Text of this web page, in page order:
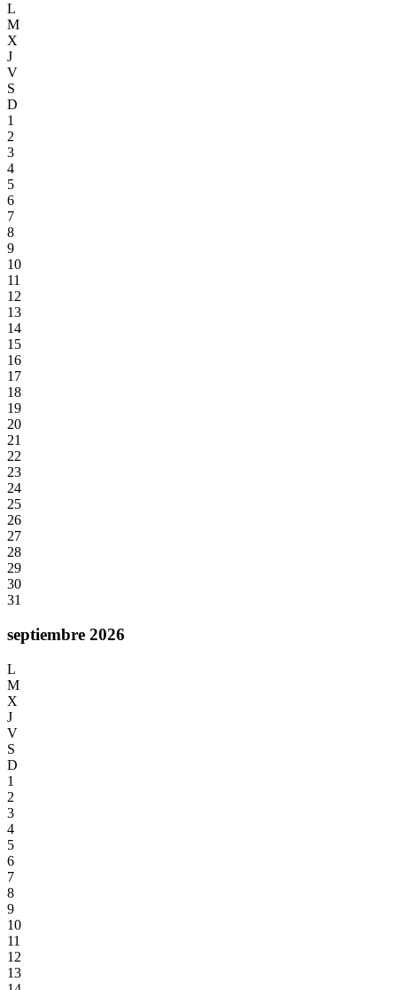
L
M
X
J
V
S
D
1
2
3
4
5
6
7
8
9
10
11
12
13
14
15
16
17
18
19
20
21
22
23
24
25
26
27
28
29
30
31
septiembre 2026
L
M
X
J
V
S
D
1
2
3
4
5
6
7
8
9
10
11
12
13